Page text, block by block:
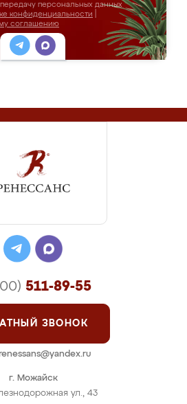
персональных данных
конфиденциальности
соглашению
г. Можайск
ул., 43
511-89-55
ЗВОНОК